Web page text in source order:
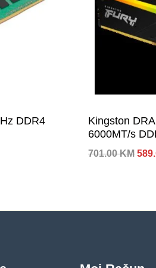
DDR4
Kingston
6000MT/s
(Kit of 2)
EXPO
701.00KM